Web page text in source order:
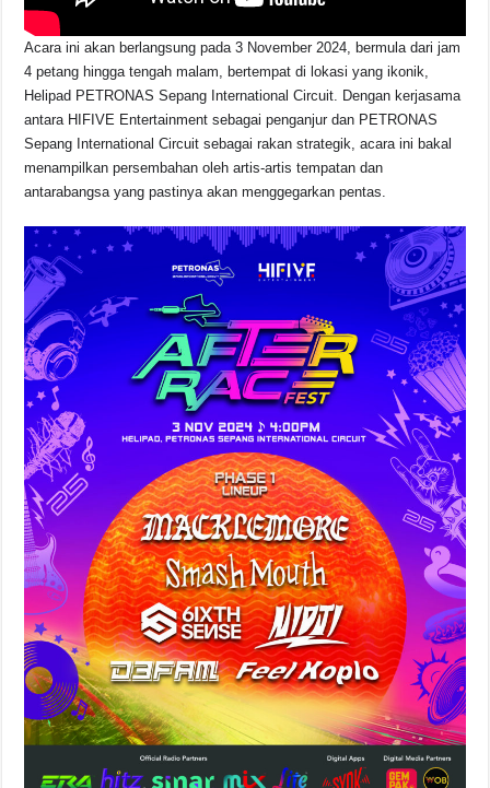
Acara ini akan berlangsung pada 3 November 2024, bermula dari jam
4 petang hingga tengah malam, bertempat di lokasi yang ikonik,
Helipad PETRONAS Sepang International Circuit. Dengan kerjasama
antara HIFIVE Entertainment sebagai penganjur dan PETRONAS
Sepang International Circuit sebagai rakan strategik, acara ini bakal
menampilkan persembahan oleh artis-artis tempatan dan
antarabangsa yang pastinya akan menggegarkan pentas.